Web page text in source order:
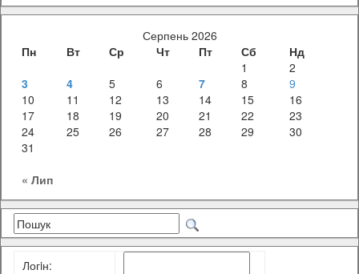
Серпень 2026
Пн
Вт Ср Чт Пт Сб
Нд
1
2
3
4 5 6 7 8
9
10
11 12 13 14 15
16
17
18 19 20 21 22
23
24
25 26 27 28 29
30
31
« Лип
Логiн: